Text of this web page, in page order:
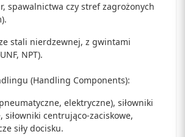
spawalnictwa czy stref zagrożonych
stali nierdzewnej, z gwintami
NPT).
(Handling Components):
elektryczne), siłowniki
siłowniki centrująco-zaciskowe,
siły docisku.